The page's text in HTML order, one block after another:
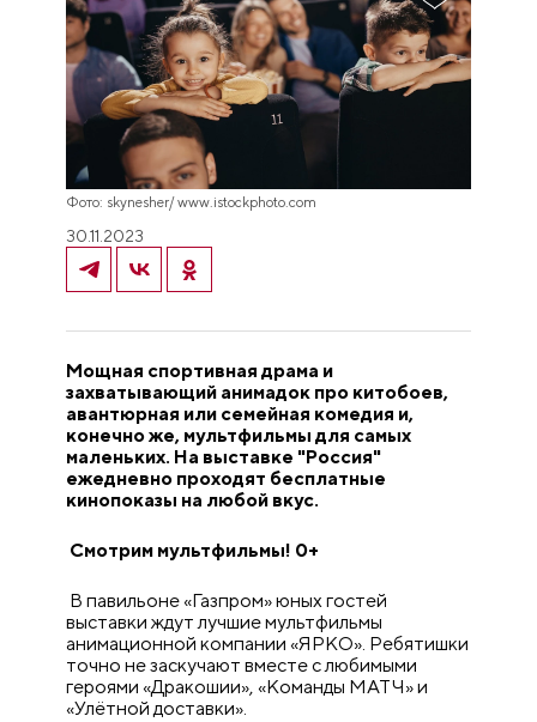
Фото: skynesher/ www.istockphoto.com
30.11.2023
Мощная спортивная драма и
захватывающий анимадок про китобоев,
авантюрная или семейная комедия и,
конечно же, мультфильмы для самых
маленьких. На выставке "Россия"
ежедневно проходят бесплатные
кинопоказы на любой вкус.
Смотрим мультфильмы! 0+
В павильоне «Газпром» юных гостей
выставки ждут лучшие мультфильмы
анимационной компании «ЯРКО». Ребятишки
точно не заскучают вместе с любимыми
героями «Дракошии», «Команды МАТЧ» и
«Улётной доставки».